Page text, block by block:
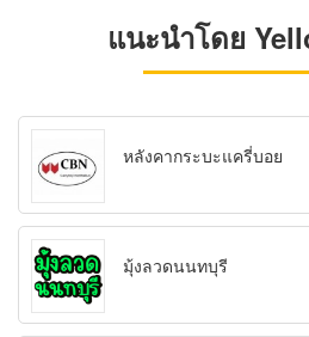
แนะนำโดย
หลังคากระบะแครี่บอย
มุ้งลวดนนทบุรี